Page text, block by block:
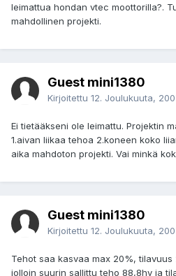
leimattua hondan vtec moottorilla?.
mahdollinen projekti.
Guest mini1380
Kirjoitettu 12. Joulukuuta,
Ei tietääkseni ole leimattu. Projektin
1.aivan liikaa tehoa 2.koneen koko
aika mahdoton projekti. Vai minkä
Guest mini1380
Kirjoitettu 12. Joulukuuta,
Tehot saa kasvaa max 20%, tilavuus
jolloin suurin sallittu teho 88,8hv ja